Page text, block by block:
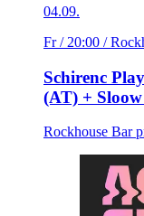
04.09.
Fr / 20:00 /
Schirenc
(AT) +
Rockhouse Bar